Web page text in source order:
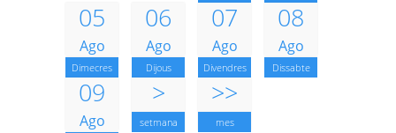
05
Ago
Dimecres
06
Ago
Dijous
07
Ago
Divendres
08
Ago
Dissabte
09
Ago
>
setmana
>>
mes